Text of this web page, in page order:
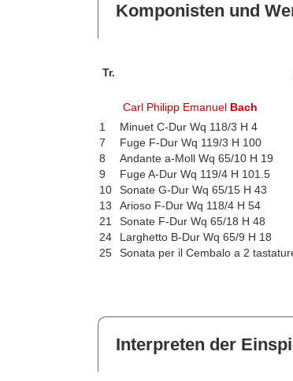
Komponisten und
Tr.
Carl Philipp Emanuel Bach
1
Minuet C-Dur Wq 118/3 H 4
7
Fuge F-Dur Wq 119/3 H 100
8
Andante a-Moll Wq 65/10 H 19
9
Fuge A-Dur Wq 119/4 H 101.5
10
Sonate G-Dur Wq 65/15 H 43
13
Arioso F-Dur Wq 118/4 H 54
21
Sonate F-Dur Wq 65/18 H 48
24
Larghetto B-Dur Wq 65/9 H 18
25
Sonata per il Cembalo a 2
Interpreten der